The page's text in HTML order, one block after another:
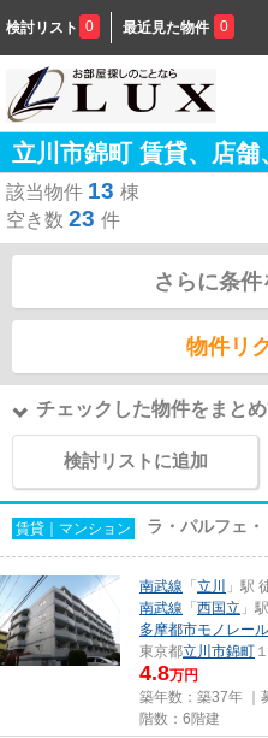
検討リスト 0 最近見た物件 0
立川市錦町 賃貸、店舗
該当物件 13 棟
空き数 23 件
さらに条
物件リ
チェックした物件をまと
検討リストに追加
賃貸｜マンション ラ・パルフェ
南武線 「立川
」駅
南武線 「西国立 」
多摩都市モノレール
東京都立川市錦町
4.8万円
築年数：築37年 ｜
階数：6階建